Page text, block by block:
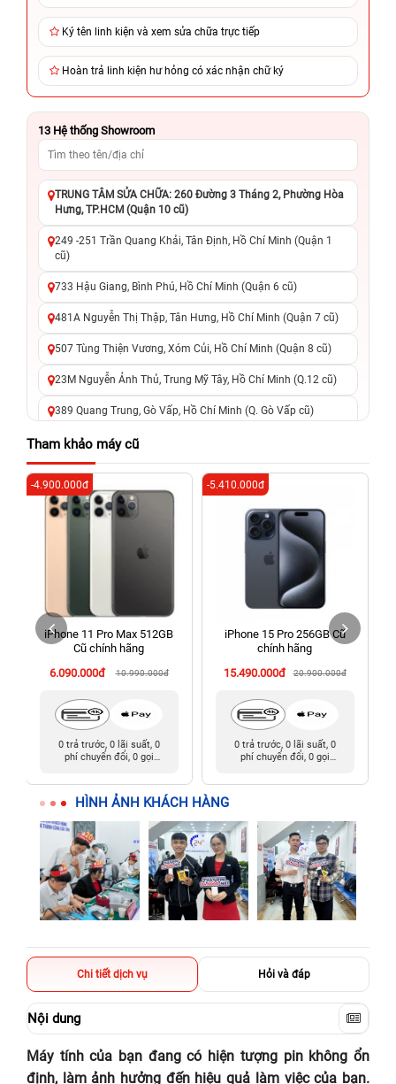
Ký tên linh kiện và xem sửa chữa trực tiếp
Hoàn trả linh kiện hư hỏng có xác nhận chữ ký
13 Hệ thống Showroom
TRUNG TÂM SỬA CHỮA: 260 Đường 3 Tháng 2, Phường Hòa
Hưng, TP.HCM (Quận 10 cũ)
249 -251 Trần Quang Khải, Tân Định, Hồ Chí Minh (Quận 1
cũ)
733 Hậu Giang, Bình Phú, Hồ Chí Minh (Quận 6 cũ)
481A Nguyễn Thị Thập, Tân Hưng, Hồ Chí Minh (Quận 7 cũ)
507 Tùng Thiện Vương, Xóm Củi, Hồ Chí Minh (Quận 8 cũ)
23M Nguyễn Ảnh Thủ, Trung Mỹ Tây, Hồ Chí Minh (Q.12 cũ)
389 Quang Trung, Gò Vấp, Hồ Chí Minh (Q. Gò Vấp cũ)
625 - 625A Âu Cơ, Tân Phú, Hồ Chí Minh (Quận Tân Phú cũ)
326 Lê Văn Việt, Tăng Nhơn Phú, Hồ Chí Minh (Q.9 TP. Thủ
Đức cũ)
256 Võ Văn Ngân, Thủ Đức, Hồ Chí Minh (Bình Thọ, TP. Thủ
Đức Cũ)
70 Nguyễn An Ninh, Dĩ An, Hồ Chí Minh (Bình Dương Cũ)
24h Vũng Tàu: 162A Ba Cu, Vũng Tàu, Hồ Chí Minh (TP. Vũng
Tàu cũ)
198 Hoàng Văn Thụ, Tân Sơn Nhất, Hồ Chí Minh (Tân Bình
Tham khảo máy cũ
iPhone 11 Pro Max 512GB
Cũ chính hãng
6.090.000đ
10.990.000đ
-4.900.000đ
0 trả trước, 0 lãi suất, 0
phí chuyển đổi, 0 gọi
iPhone 15 Pro 256GB Cũ
chính hãng
15.490.000đ
20.900.000đ
-5.410.000đ
0 trả trước, 0 lãi suất, 0
phí chuyển đổi, 0 gọi
HÌNH ẢNH KHÁCH HÀNG
Chi tiết dịch vụ Hỏi và đáp
Nội dung
Máy tính của bạn đang có hiện tượng pin không ổn
định, làm ảnh hưởng đến hiệu quả làm việc của bạn.